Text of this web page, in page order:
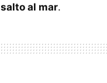
salto al mar.